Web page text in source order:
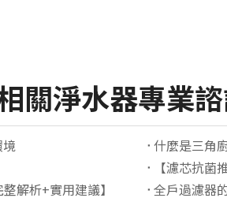
關淨水器專業
什麼是三角
【濾芯抗
解析+實用建議】
全戶過濾器